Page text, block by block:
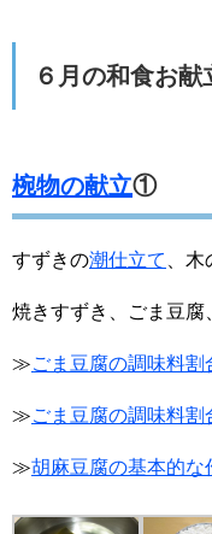
６月の和食お献
椀物の献立①
すずきの潮仕立て 、
焼きすずき、ごま豆腐
≫ごま豆腐の調味料
≫ごま豆腐の調味料
≫胡麻豆腐の基本的な